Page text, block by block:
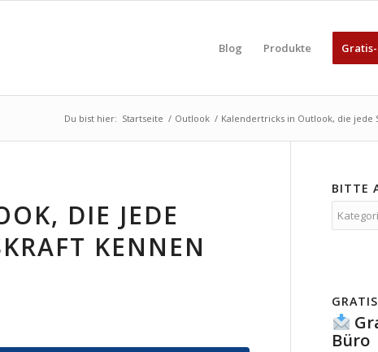
Blog Produkte Gratis-
Du bist hier: Startseite / Outlook / Kalendertricks in Outlook, die jede
DIE JEDE
KENNEN
BITTE
auswählen
Büro